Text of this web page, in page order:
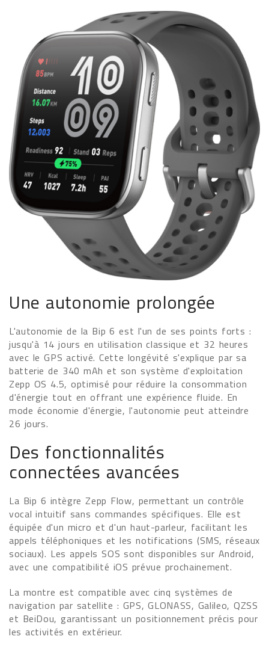
Une autonomie prolongée
L'autonomie de la Bip 6 est l'un de ses points forts :
jusqu'à 14 jours en utilisation classique et 32 heures
avec le GPS activé. Cette longévité s'explique par sa
batterie de 340 mAh et son système d'exploitation
Zepp OS 4.5, optimisé pour réduire la consommation
d'énergie tout en offrant une expérience fluide. En
mode économie d'énergie, l'autonomie peut atteindre
26 jours.
Des fonctionnalités
connectées avancées
La Bip 6 intègre Zepp Flow, permettant un contrôle
vocal intuitif sans commandes spécifiques. Elle est
équipée d'un micro et d'un haut-parleur, facilitant les
appels téléphoniques et les notifications (SMS, réseaux
sociaux). Les appels SOS sont disponibles sur Android,
avec une compatibilité iOS prévue prochainement.
La montre est compatible avec cinq systèmes de
navigation par satellite : GPS, GLONASS, Galileo, QZSS
et BeiDou, garantissant un positionnement précis pour
les activités en extérieur.